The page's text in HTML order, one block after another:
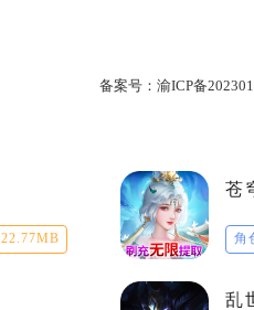
备案号： 渝ICP备
22.77MB
苍
角
乱